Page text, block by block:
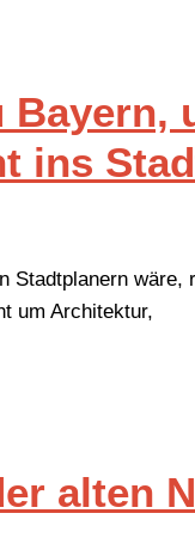
ins
Stadtplanern
um Architektur,
alten